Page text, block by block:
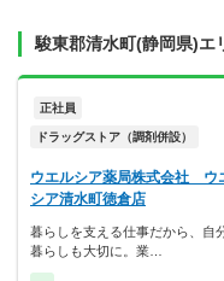
駿東郡清水町(静岡県)エ
正社員
ドラッグストア（調剤併設）
ウエルシア薬局株式会社 ウ
シア清水町徳倉店
暮らしを支える仕事だから、自
暮らしも大切に。業…